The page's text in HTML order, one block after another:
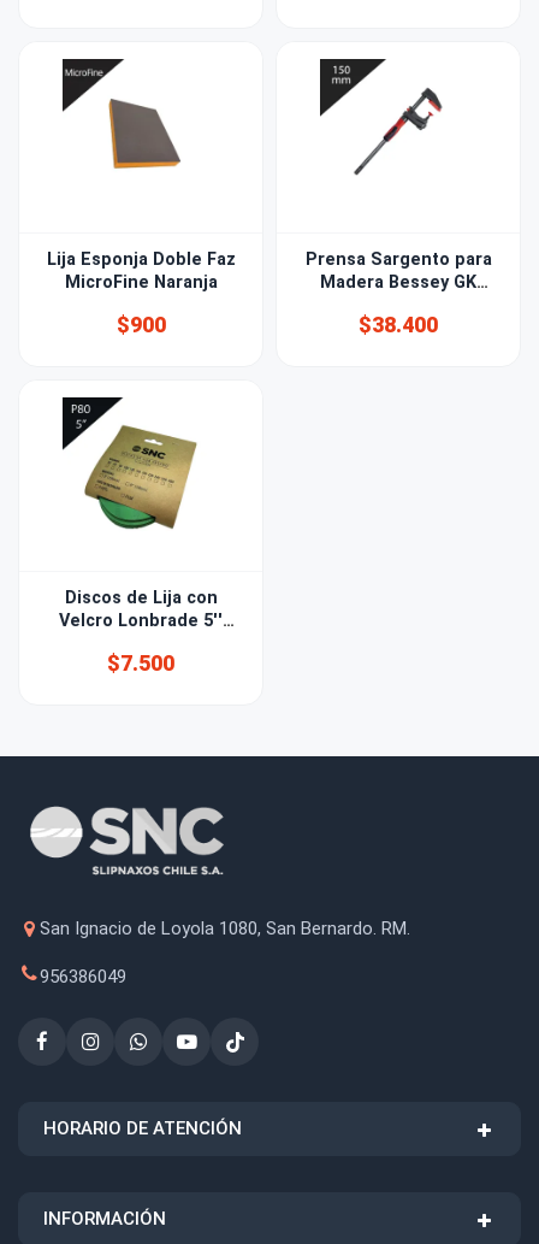
Lija Esponja Doble Faz
MicroFine Naranja
$900
Prensa Sargento para
Madera Bessey GK
$38.400
Discos de Lija con
Velcro Lonbrade 5''
$7.500
San Ignacio de Loyola 1080, San Bernardo. RM.
956386049
HORARIO DE ATENCIÓN
INFORMACIÓN